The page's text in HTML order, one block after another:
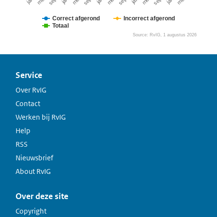
Correct afgerond
Incorrect afgerond
Totaal
Source: RvIG, 1 augustus 2026
Service
Over RvIG
Contact
Werken bij RvIG
Help
RSS
Nieuwsbrief
About RvIG
Over deze site
Copyright